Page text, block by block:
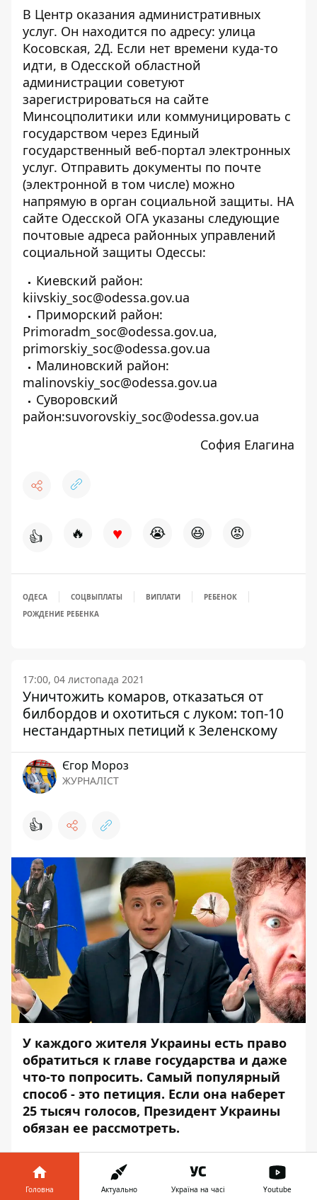
В Центр оказания административных
услуг. Он находится по адресу: улица
Косовская, 2Д. Если нет времени куда-то
идти, в Одесской областной
администрации советуют
зарегистрироваться на сайте
Минсоцполитики или коммуницировать с
государством через Единый
государственный веб-портал электронных
услуг. Отправить документы по почте
(электронной в том числе) можно
напрямую в орган социальной защиты. НА
сайте Одесской ОГА указаны следующие
почтовые адреса районных управлений
социальной защиты Одессы:
Киевский район:
kiivskiy_soc@odessa.gov.ua
Приморский район:
Primoradm_soc@odessa.gov.ua,
primorskiy_soc@odessa.gov.ua
Малиновский район:
malinovskiy_soc@odessa.gov.ua
Суворовский
район:suvorovskiy_soc@odessa.gov.ua
София Елагина
👍 🔥 ♥ 😭 😆 😡
ОДЕСА СОЦВЫПЛАТЫ ВИПЛАТИ
РЕБЕНОК
РОЖДЕНИЕ РЕБЕНКА
17:00, 04 листопада 2021
Уничтожить комаров, отказаться от
билбордов и охотиться с луком: топ-10
нестандартных петиций к Зеленскому
Єгор Мороз
ЖУРНАЛІСТ
👍
У каждого жителя Украины есть право
обратиться к главе государства и даже
что-то попросить. Самый популярный
способ - это петиция. Если она наберет
25 тысяч голосов, Президент Украины
обязан ее рассмотреть.
Некоторые люди воспринимают
возможность связаться с президентом
слишком буквально и иногда в петициях
Головна Актуально Україна на часі Youtube